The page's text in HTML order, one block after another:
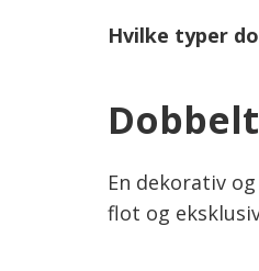
Hvilke typer
En dekorativ
flot og